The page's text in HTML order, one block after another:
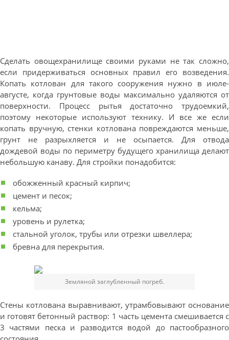
Сделать овощехранилище своими руками не так сложно,
если придерживаться основных правил его возведения.
Копать котлован для такого сооружения нужно в июле-
августе, когда грунтовые воды максимально удаляются от
поверхности. Процесс рытья достаточно трудоемкий,
поэтому некоторые используют технику. И все же если
копать вручную, стенки котлована повреждаются меньше,
грунт не разрыхляется и не осыпается. Для отвода
дождевой воды по периметру будущего хранилища делают
небольшую канаву. Для стройки понадобится:
обожженный красный кирпич;
цемент и песок;
кельма;
уровень и рулетка;
стальной уголок, трубы или отрезки швеллера;
бревна для перекрытия.
Земляной заглубленный погреб.
Стены котлована выравнивают, утрамбовывают основание
и готовят бетонный раствор: 1 часть цемента смешивается с
3 частями песка и разводится водой до пастообразного